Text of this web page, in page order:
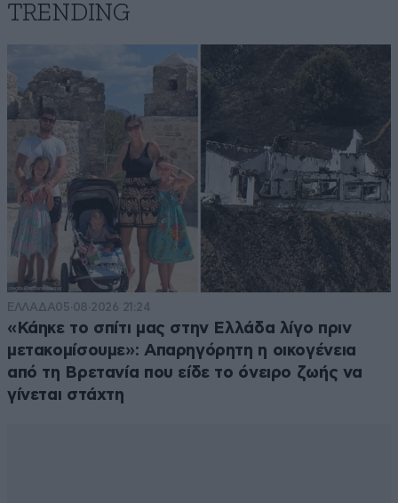
TRENDING
ΕΛΛΑΔΑ05·08·2026 21:24
«Κάηκε το σπίτι μας στην Ελλάδα λίγο πριν
μετακομίσουμε»: Απαρηγόρητη η οικογένεια
από τη Βρετανία που είδε το όνειρο ζωής να
γίνεται στάχτη